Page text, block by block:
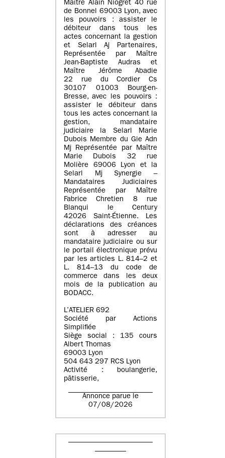
Maître Alain Niogret 40 rue
de Bonnel 69003 Lyon, avec
les pouvoirs : assister le
débiteur dans tous les
actes concernant la gestion
et Selarl Aj Partenaires,
Représentée par Maître
Jean-Baptiste Audras et
Maître Jérôme Abadie
22 rue du Cordier Cs
30107 01003 Bourg-en-
Bresse, avec les pouvoirs :
assister le débiteur dans
tous les actes concernant la
gestion, mandataire
judiciaire la Selarl Marie
Dubois Membre du Gie Adn
Mj Représentée par Maître
Marie Dubois 32 rue
Molière 69006 Lyon et la
Selarl Mj Synergie –
Mandataires Judiciaires
Représentée par Maître
Fabrice Chretien 8 rue
Blanqui le Century
42026 Saint-Étienne. Les
déclarations des créances
sont à adresser au
mandataire judiciaire ou sur
le portail électronique prévu
par les articles L. 814–2 et
L. 814–13 du code de
commerce dans les deux
mois de la publication au
BODACC.
L’ATELIER 692
Société par Actions
Simplifiée
Siège social : 135 cours
Albert Thomas
69003 Lyon
504 643 297 RCS Lyon
Activité : boulangerie,
pâtisserie,
Annonce parue le
07/08/2026